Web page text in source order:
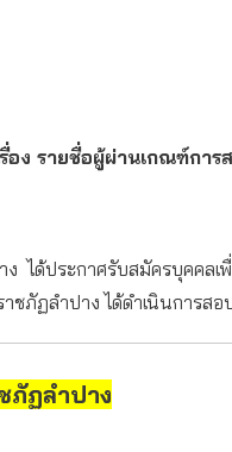
รื่อง รายชื่อผู้ผ่านเกณฑ์กา
ระกาศรับสมัครบุคคลเพื่
ชภัฏลำปาง ได้ดำเนินการส
ภัฏลำปาง